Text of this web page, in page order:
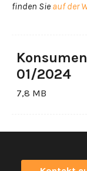
finden Sie auf der
01/2024
7,8 MB